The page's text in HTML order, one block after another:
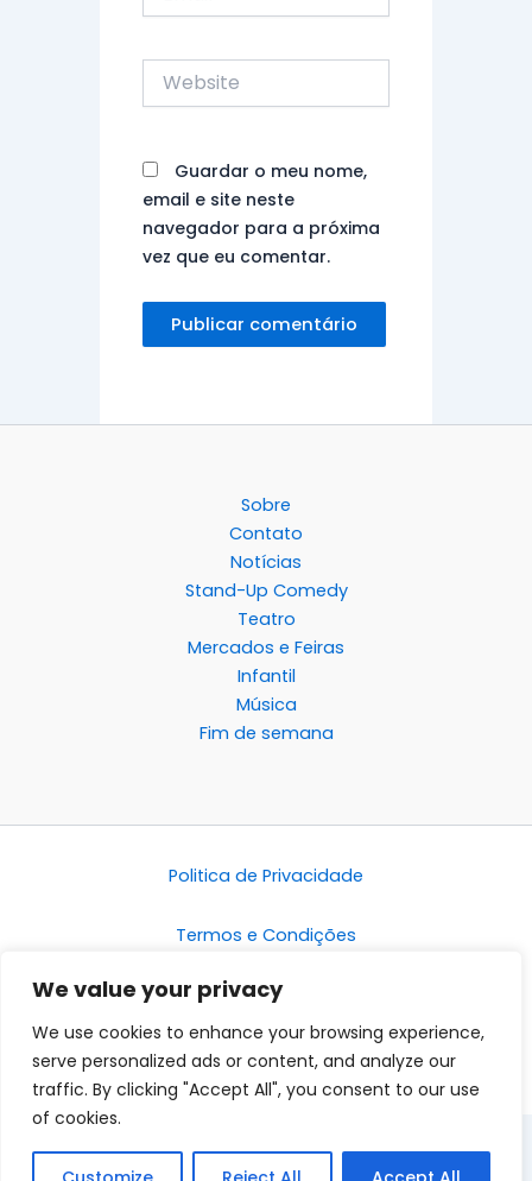
We value your privacy
We use cookies to enhance your browsing experience,
serve personalized ads or content, and analyze our
traffic. By clicking "Accept All", you consent to our use
of cookies.
Website
Guardar o meu nome,
email e site neste
navegador para a próxima
vez que eu comentar.
Sobre
Contato
Notícias
Stand-Up Comedy
Teatro
Mercados e Feiras
Infantil
Música
Fim de semana
Politica de Privacidade
Termos e Condições
Disclaimer